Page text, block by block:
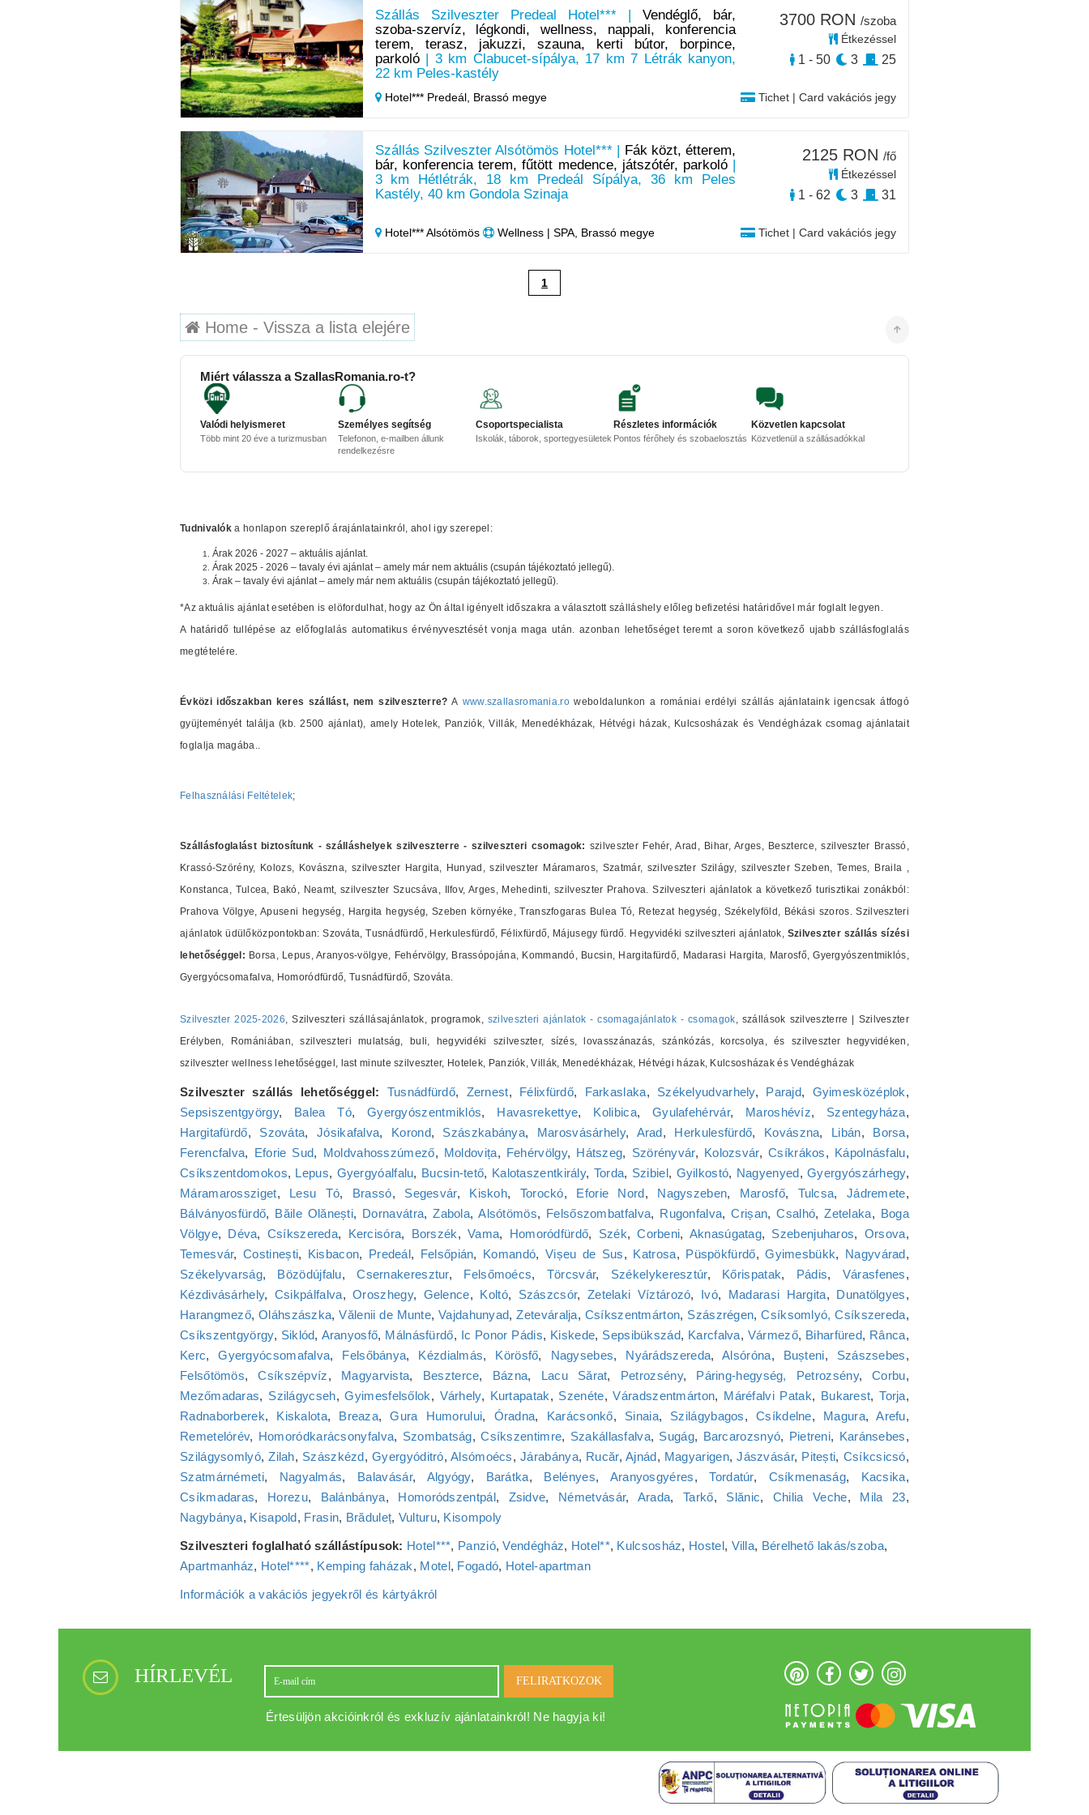
Szállás Szilveszter Predeal Hotel*** |Vendéglő, bár,
szoba-szervíz, légkondi, wellness, nappali, konferencia
terem, terasz, jakuzzi, szauna, kerti bútor, borpince,
parkoló| 3 km Clabucet-sípálya, 17 km 7 Létrák kanyon,
22 km Peles-kastély
Hotel*** Predeál, Brassó megye Tichet | Card vakációs jegy
3700 RON /szoba
Étkezéssel
1 - 50 3 25
Szállás Szilveszter Alsótömös Hotel*** |
Fák közt, étterem,
bár, konferencia terem, fűtött medence, játszótér, parkoló
3 km Hétlétrák, 18 km Predeál Sípálya, 36 km Peles
Kastély, 40 km Gondola Szinaja
Hotel*** Alsótömös Wellness | SPA, Brassó megye Tichet | Card vakációs jegy
2125 RON /fő
Étkezéssel
1 - 62 3 31
1
Home - Vissza a lista elejére
Miért válassza a SzallasRomania.ro-t?
Valódi helyismeret
Több mint 20 éve a turizmusban
Személyes segítség
Telefonon, e-mailben állunk
rendelkezésre
Csoportspecialista
Iskolák, táborok, sportegyesületek
Részletes információk
Pontos férőhely és szobaelosztás
Közvetlen kapcsolat
Közvetlenül a szállásadókkal
Tudnivalók a honlapon szereplő árajánlatainkról, ahol igy szerepel:
Árak 2026 - 2027 – aktuális ajánlat.
Árak 2025 - 2026 – tavaly évi ajánlat – amely már nem aktuális (csupán tájékoztató jellegű).
Árak – tavaly évi ajánlat – amely már nem aktuális (csupán tájékoztató jellegű).
*Az aktuális ajánlat esetében is elöfordulhat, hogy az Ön által igényelt időszakra a választott szálláshely előleg befizetési határidővel már foglalt legyen.
A határidő tullépése az előfoglalás automatikus érvényvesztését vonja maga után. azonban lehetőséget teremt a soron következő ujabb szállásfoglalás
megtételére.
Évközi időszakban keres szállást, nem szilveszterre? A www.szallasromania.roweboldalunkon a romániai erdélyi szállás ajánlataink igencsak átfogó
gyüjteményét találja (kb. 2500 ajánlat), amely Hotelek, Panziók, Villák, Menedékházak, Hétvégi házak, Kulcsosházak és Vendégházak csomag ajánlatait
foglalja magába..
Felhasználási Feltételek;
Szállásfoglalást biztosítunk - szálláshelyek szilveszterre - szilveszteri csomagok: szilveszter Fehér, Arad, Bihar, Arges, Beszterce, szilveszter Brassó,
Krassó-Szörény, Kolozs, Kovászna, szilveszter Hargita, Hunyad, szilveszter Máramaros, Szatmár, szilveszter Szilágy, szilveszter Szeben, Temes, Braila ,
Konstanca, Tulcea, Bakó, Neamt, szilveszter Szucsáva, Ilfov, Arges, Mehedinti, szilveszter Prahova. Szilveszteri ajánlatok a következő turisztikai zonákból:
Prahova Völgye, Apuseni hegység, Hargita hegység, Szeben környéke, Transzfogaras Bulea Tó, Retezat hegység, Székelyföld, Békási szoros. Szilveszteri
ajánlatok üdülőközpontokban: Szováta, Tusnádfürdő, Herkulesfürdő, Félixfürdő, Májusegy fürdő. Hegyvidéki szilveszteri ajánlatok, Szilveszter szállás sízési
lehetőséggel: Borsa, Lepus, Aranyos-völgye, Fehérvölgy, Brassópojána, Kommandó, Bucsin, Hargitafürdő, Madarasi Hargita, Marosfő, Gyergyószentmiklós,
Gyergyócsomafalva, Homoródfürdő, Tusnádfürdő, Szováta.
Szilveszter 2025-2026, Szilveszteri szállásajánlatok, programok, szilveszteri ajánlatok - csomagajánlatok - csomagok, szállások szilveszterre | Szilveszter
Erélyben, Romániában, szilveszteri mulatság, buli, hegyvidéki szilveszter, sízés, lovasszánazás, szánkózás, korcsolya, és szilveszter hegyvidéken,
szilveszter wellness lehetőséggel, last minute szilveszter, Hotelek, Panziók, Villák, Menedékházak, Hétvégi házak, Kulcsosházak és Vendégházak
Szilveszter szállás lehetőséggel: Tusnádfürdő, Zernest, Félixfürdő, Farkaslaka, Székelyudvarhely, Parajd, Gyimesközéplok,
Sepsiszentgyörgy, Balea Tó, Gyergyószentmiklós, Havasrekettye, Kolibica, Gyulafehérvár, Maroshévíz, Szentegyháza,
Hargitafürdő, Szováta,Jósikafalva, Korond, Szászkabánya, Marosvásárhely, Arad, Herkulesfürdő, Kovászna, Libán, Borsa,
Ferencfalva, Eforie Sud, Moldvahosszúmező, Moldovița, Fehérvölgy, Hátszeg, Szörényvár, Kolozsvár,Csíkrákos, Kápolnásfalu,
Csíkszentdomokos, Lepus, Gyergyóalfalu, Bucsin-tető, Kalotaszentkirály, Torda, Szibiel, Gyilkostó, Nagyenyed,Gyergyószárhegy,
Máramarossziget, Lesu Tó, Brassó, Segesvár, Kiskoh, Torockó, Eforie Nord, Nagyszeben, Marosfő, Tulcsa, Jádremete,
Bálványosfürdő, Băile Olănești, Dornavátra,Zabola,Alsótömös, Felsőszombatfalva, Rugonfalva,Crișan,Csalhó,Zetelaka, Boga
Völgye, Déva, Csíkszereda, Kercisóra, Borszék,Vama, Homoródfürdő, Szék,Corbeni, Aknasúgatag, Szebenjuharos, Orsova,
Temesvár,Costinești, Kisbacon, Predeál, Felsőpián, Komandó, Vișeu de Sus, Katrosa, Püspökfürdő,Gyimesbükk, Nagyvárad,
Székelyvarság, Bözödújfalu,Csernakeresztur, Felsőmoécs, Törcsvár, Székelykeresztúr, Kőrispatak, Pádis, Várasfenes,
Kézdivásárhely, Csikpálfalva,Oroszhegy, Gelence, Koltó, Szászcsór, Zetelaki Víztározó, Ivó, Madarasi Hargita, Dunatölgyes,
Harangmező,Oláhszászka,Vălenii de Munte,Vajdahunyad,Zeteváralja, Csíkszentmárton, Szászrégen,Csíksomlyó, Csíkszereda,
Csíkszentgyörgy, Siklód, Aranyosfő, Málnásfürdő, Ic Ponor Pádis, Kiskede, Sepsibükszád, Karcfalva, Vármező, Biharfüred, Rânca,
Kerc,Gyergyócsomafalva, Felsőbánya, Kézdialmás, Körösfő, Nagysebes, Nyárádszereda,Alsóróna, Bușteni, Szászsebes,
Felsőtömös,Csíkszépvíz, Magyarvista, Beszterce, Bázna, Lacu Sărat, Petrozsény, Páring-hegység, Petrozsény,Corbu,
Mezőmadaras, Szilágycseh,Gyimesfelsőlok, Várhely, Kurtapatak, Szenéte,Váradszentmárton, Máréfalvi Patak, Bukarest,Torja,
Radnaborberek, Kiskalota, Breaza,Gura Humorului, Óradna, Karácsonkő, Sinaia, Szilágybagos,Csíkdelne, Magura,Arefu,
Remetelórév, Homoródkarácsonyfalva, Szombatság,Csíkszentimre, Szakállasfalva, Sugág, Barcarozsnyó, Pietreni, Karánsebes,
Szilágysomlyó,Zilah, Szászkézd,Gyergyóditró,Alsómoécs,Járabánya, Rucăr,Ajnád, Magyarigen,Jászvásár, Pitești, Csíkcsicsó,
Szatmárnémeti, Nagyalmás, Balavásár, Algyógy, Barátka, Belényes, Aranyosgyéres,Tordatúr, Csíkmenaság, Kacsika,
Csíkmadaras, Horezu, Balánbánya, Homoródszentpál, Zsidve, Németvásár, Arada,Tarkő, Slănic, Chilia Veche, Mila 23,
Nagybánya, Kisapold, Frasin, Brăduleț, Vulturu, Kisompoly
Szilveszteri foglalható szállástípusok: Hotel***, Panzió,Vendégház, Hotel**, Kulcsosház, Hostel, Villa, Bérelhető lakás/szoba,
Apartmanház, Hotel****, Kemping faházak, Motel, Fogadó, Hotel‑apartman
Információk a vakációs jegyekről és kártyákról
HÍRLEVÉL FELIRATKOZOK
Értesüljön akcióinkról és exkluzív ajánlatainkról! Ne hagyja ki!